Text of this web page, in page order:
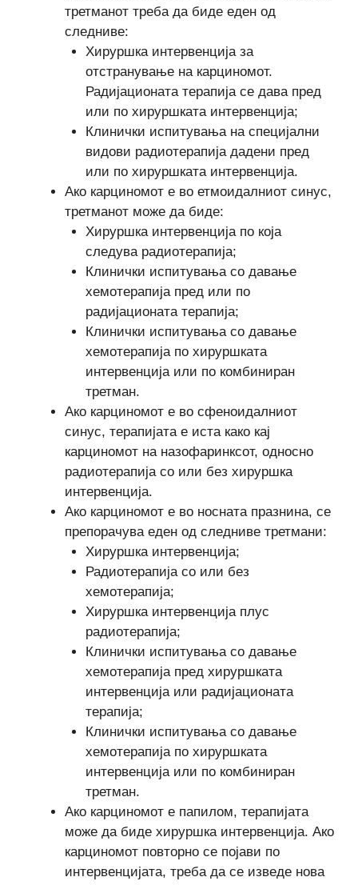
третманот треба да биде еден од
следниве:
Хируршка интервенција за
отстранување на карциномот.
Радијационата терапија се дава пред
или по хируршката интервенција;
Клинички испитувања на специјални
видови радиотерапија дадени пред
или по хируршката интервенција.
Ако карциномот е во етмоидалниот синус,
третманот може да биде:
Хируршка интервенција по која
следува радиотерапија;
Клинички испитувања со давање
хемотерапија пред или по
радијационата терапија;
Клинички испитувања со давање
хемотерапија по хируршката
интервенција или по комбиниран
третман.
Ако карциномот е во сфеноидалниот
синус, терапијата е иста како кај
карциномот на назофаринксот, односно
радиотерапија со или без хируршка
интервенција.
Ако карциномот е во носната празнина, се
препорачува еден од следниве третмани:
Хируршка интервенција;
Радиотерапија со или без
хемотерапија;
Хируршка интервенција плус
радиотерапија;
Клинички испитувања со давање
хемотерапија пред хируршката
интервенција или радијационата
терапија;
Клинички испитувања со давање
хемотерапија по хируршката
интервенција или по комбиниран
третман.
Ако карциномот е папилом, терапијата
може да биде хируршка интервенција. Ако
карциномот повторно се појави по
интервенцијата, треба да се изведе нова